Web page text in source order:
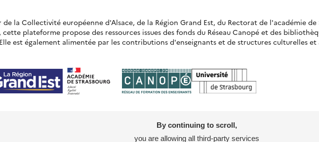
la Collectivité européenne d'Alsace, de la Région Grand Est, du Rectorat de l'académie
plateforme propose des ressources issues des fonds du Réseau Canopé et des
est également alimentée par les contributions d'enseignants et de structures culturelles et
By continuing to scroll,
you are allowing all third-party services